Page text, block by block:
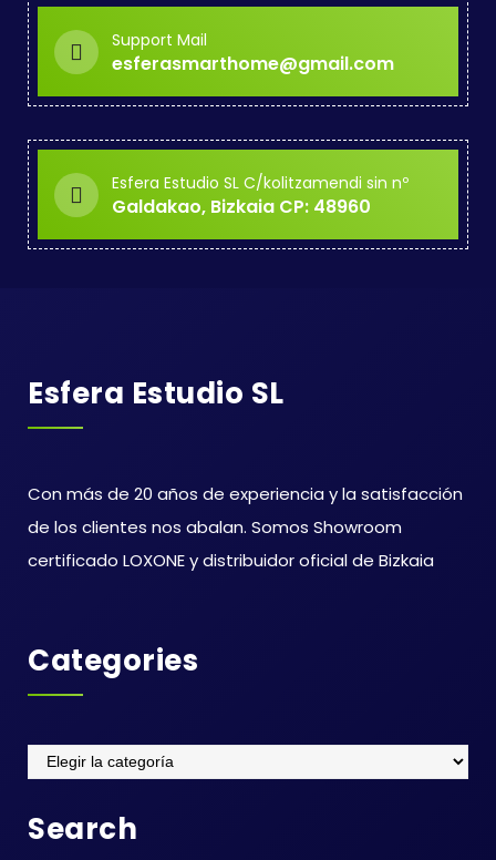
Support Mail
esferasmarthome@gmail.com
Esfera Estudio SL C/kolitzamendi sin nº
Galdakao, Bizkaia CP: 48960
Esfera Estudio SL
Con más de 20 años de experiencia y la satisfacción
de los clientes nos abalan. Somos Showroom
certificado LOXONE y distribuidor oficial de Bizkaia
Categories
Categories
Search